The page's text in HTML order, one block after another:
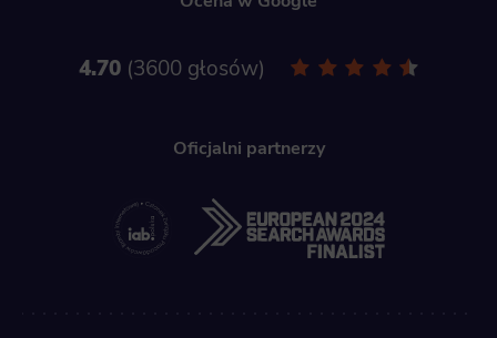
4.70 3600 głosów
Oficjalni partnerzy